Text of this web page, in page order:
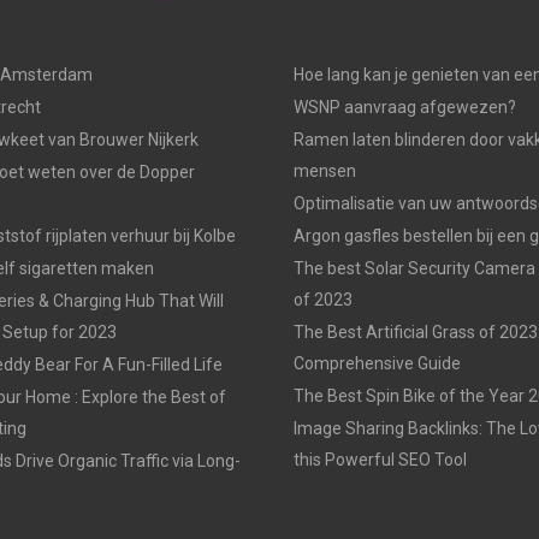
van Brouwer Nijkerk
weten over de Dopper
rijplaten verhuur bij Kolbe
sigaretten maken
& Charging Hub That Will
Setup for 2023
Bear For A Fun-Filled Life
Home : Explore the Best of
Drive Organic Traffic via Long-
Hoe lang kan je genieten van
WSNP aanvraag afgewezen?
Ramen laten blinderen door
mensen
Optimalisatie van uw
Argon gasfles bestellen bij een
The best Solar Security
of 2023
The Best Artificial Grass of
Comprehensive Guide
The Best Spin Bike of the Year
Image Sharing Backlinks: The
this Powerful SEO Tool